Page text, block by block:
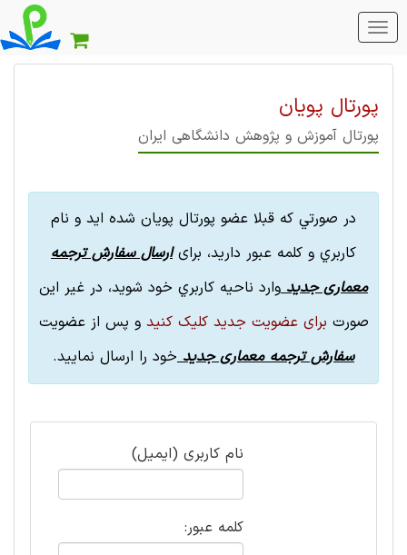
منو
اصلی
پورتال پویان
پورتال آموزش و پژوهش دانشگاهی ایران
در صورتي كه قبلا عضو پورتال پویان شده ايد و نام
كاربري و کلمه عبور داريد، برایارسال سفارشترجمه
معماریجدیدوارد ناحیه كاربري خود شوید، در غیر این
صورت برای عضویت جدید کلیک کنید و پس از عضویت
سفارشترجمه معماریجدیدخود را ارسال نمایید.
نام کاربری (ایمیل)
کلمه عبور: